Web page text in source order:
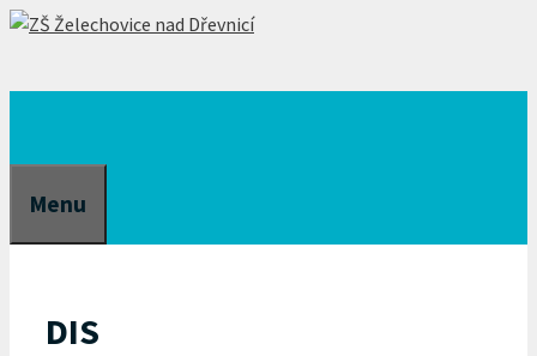
Přeskočit
Menu
DIS